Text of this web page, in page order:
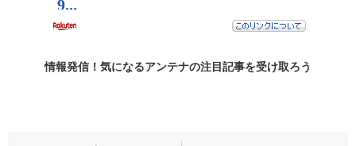
情報発信！気になるアンテナの注目記事を受け取ろう